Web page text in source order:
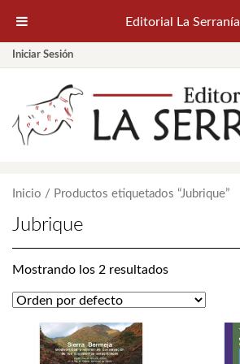
Iniciar Sesión
Inicio / Productos etiquetados “Jubrique”
Jubrique
Mostrando los 2 resultados
Editorial La Serranía